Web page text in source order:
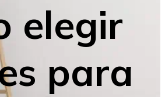
elegir
para